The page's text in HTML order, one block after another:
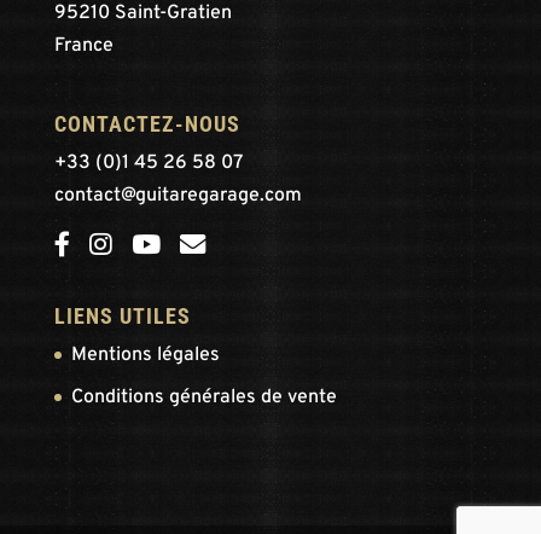
95210 Saint-Gratien
France
CONTACTEZ-NOUS
+33 (0)1 45 26 58 07
contact@guitaregarage.com
LIENS UTILES
Mentions légales
Conditions générales de vente